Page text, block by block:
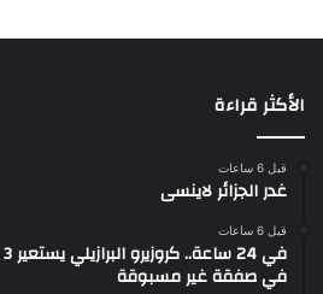
الأكثر قراءة
قبل 6 ساعات
غدر الجزائر لاينسى
قبل 6 ساعات
في صفقة غير مسبوقة